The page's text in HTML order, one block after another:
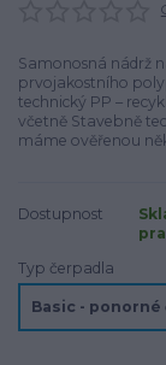
Samonosná nádrž
prvojakostního
technický PP –
včetně Stavebně
máme ověřenou
Dostupnost
Typ čerpadla